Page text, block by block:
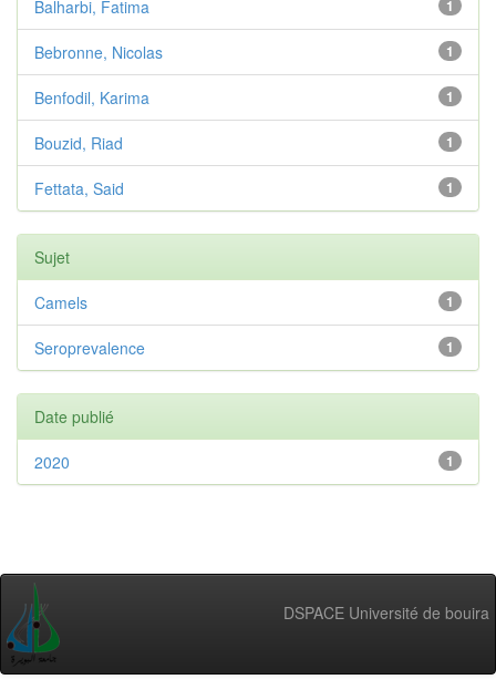
1
Balharbi, Fatima
1
Bebronne, Nicolas
1
Benfodil, Karima
1
Bouzid, Riad
1
Fettata, Said
Sujet
1
Camels
1
Seroprevalence
Date publié
1
2020
DSPACE Université de bouira